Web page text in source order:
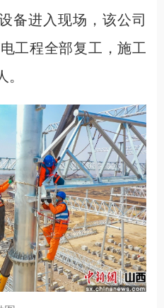
备进入现场，该公司
工程全部复工，施工